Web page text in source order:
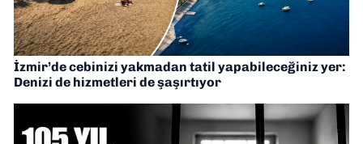
İzmir’de cebinizi yakmadan tatil yapabileceğiniz yer:
Denizi de hizmetleri de şaşırtıyor